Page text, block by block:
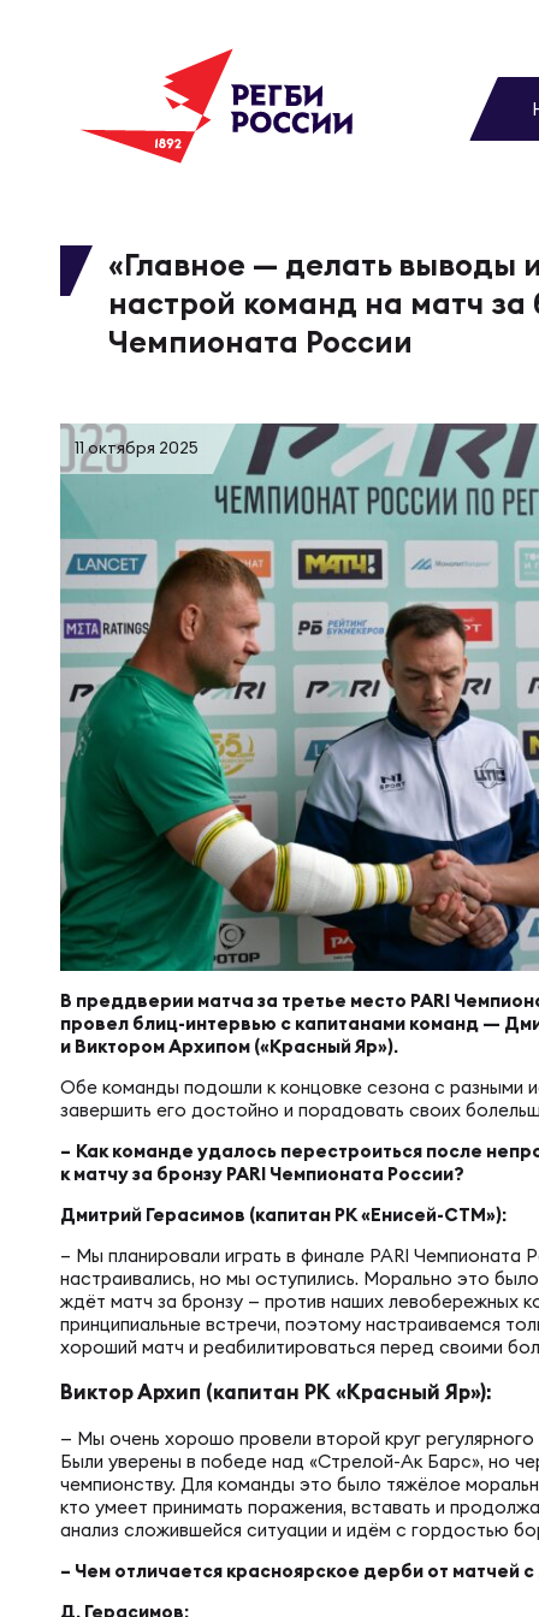
Новости
Матчи
Турниры
Медиа
Федерация
Регионы
Сборные
Антидопинг
Магазин
Контакты
«Главное — делать выводы
настрой команд на матч за
Чемпионата России
11 октября 2025
В преддверии матча за третье место PARI
провел блиц-интервью с капитанами команд —
и Виктором Архипом («Красный Яр»).
Обе команды подошли к концовке сезона с разными
завершить его достойно и порадовать своих
– Как команде удалось перестроиться после
к матчу за бронзу PARI Чемпионата России?
Дмитрий Герасимов (капитан РК «Енисей-СТМ»):
– Мы планировали играть в финале PARI Чемпионата
настраивались, но мы оступились. Морально это
ждёт матч за бронзу — против наших левобережных
принципиальные встречи, поэтому настраиваемся
хороший матч и реабилитироваться перед своими
Виктор Архип (капитан РК «Красный Яр»):
— Мы очень хорошо провели второй круг
Были уверены в победе над «Стрелой-Ак Барс», но
чемпионству. Для команды это было тяжёлое
кто умеет принимать поражения, вставать и
анализ сложившейся ситуации и идём с гордостью
– Чем отличается красноярское дерби от матчей
Д. Герасимов: